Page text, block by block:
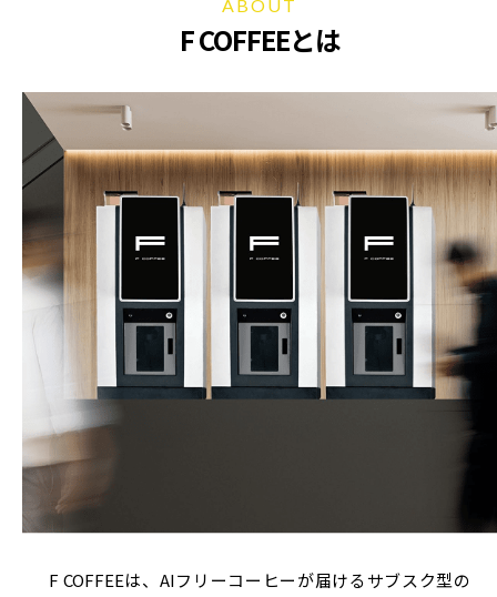
ABOUT
F COFFEEとは
F COFFEEは、AIフリーコーヒーが届けるサブスク型の